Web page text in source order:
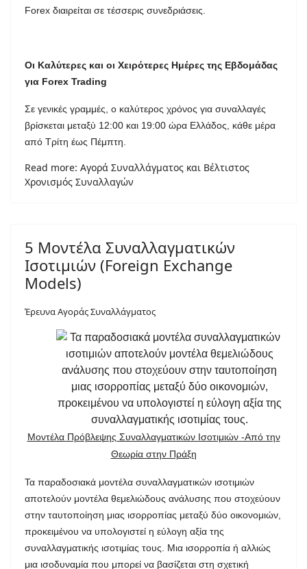
Forex διαιρείται σε τέσσερις συνεδριάσεις.
Οι Καλύτερες και οι Χειρότερες Ημέρες της Εβδομάδας
για Forex Trading
Σε γενικές γραμμές, ο καλύτερος χρόνος για συναλλαγές
βρίσκεται μεταξύ 12:00 και 19:00 ώρα Ελλάδος, κάθε μέρα
από Τρίτη έως Πέμπτη.
Read more: Αγορά Συναλλάγματος και Βέλτιστος
Χρονισμός Συναλλαγών
5 Μοντέλα Συναλλαγματικών
Ισοτιμιών (Foreign Exchange
Models)
Έρευνα Αγοράς Συναλλάγματος
Μοντέλα Πρόβλεψης Συναλλαγματικών Ισοτιμιών -Aπό την
Θεωρία στην Πράξη
Τα παραδοσιακά μοντέλα συναλλαγματικών ισοτιμιών
αποτελούν μοντέλα θεμελιώδους ανάλυσης που στοχεύουν
στην ταυτοποίηση μιας ισορροπίας μεταξύ δύο οικονομιών,
προκειμένου να υπολογιστεί η εύλογη αξία της
συναλλαγματικής ισοτιμίας τους. Μια ισορροπία ή αλλιώς
μια ισοδυναμία που μπορεί να βασίζεται στη σχετική